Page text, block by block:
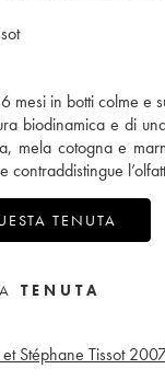
mesi in botti colme e
biodinamica e di
mela cotogna e
contraddistingue
TENUTA
TENUTA
Stéphane Tissot